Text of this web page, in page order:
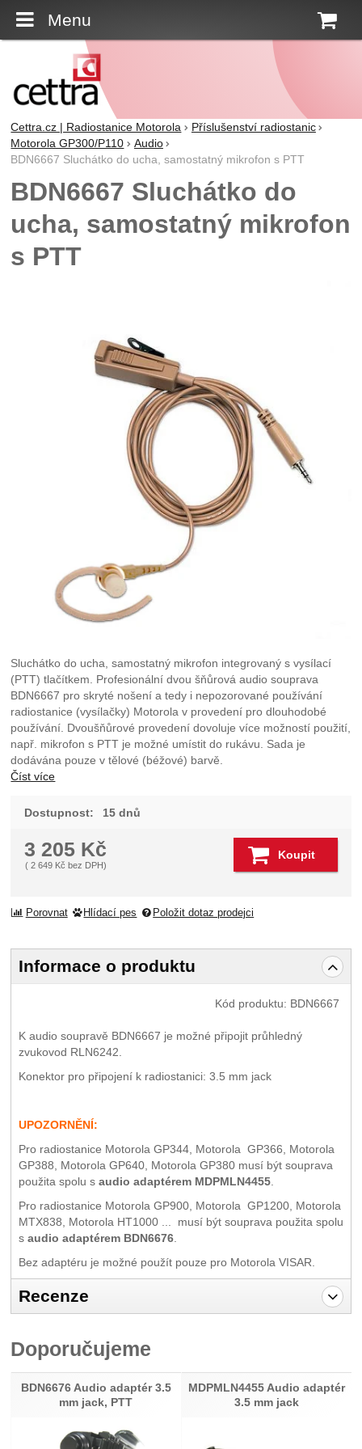
Menu
Cettra.cz | Radiostanice Motorola
Příslušenství radiostanic
Motorola GP300/P110
Audio
BDN6667 Sluchátko do ucha, samostatný mikrofon s PTT
BDN6667 Sluchátko do
ucha, samostatný mikrofon
s PTT
Sluchátko do ucha, samostatný mikrofon integrovaný s vysílací
(PTT) tlačítkem. Profesionální dvou šňůrová audio souprava
BDN6667 pro skryté nošení a tedy i nepozorované používání
radiostanice (vysílačky) Motorola v provedení pro dlouhodobé
používání. Dvoušňůrové provedení dovoluje více možností použití,
např. mikrofon s PTT je možné umístit do rukávu. Sada je
dodávána pouze v tělové (béžové) barvě.
Číst více
Dostupnost: 15 dnů
3 205 Kč
(2 649 Kč bez DPH)
Koupit
Porovnat Hlídací pes Položit dotaz prodejci
Informace o produktu
Kód produktu: BDN6667
K audio soupravě BDN6667 je možné připojit průhledný
zvukovod RLN6242.
Konektor pro připojení k radiostanici: 3.5 mm jack
UPOZORNĚNÍ:
Pro radiostanice Motorola GP344, Motorola GP366, Motorola
GP388, Motorola GP640, Motorola GP380 musí být souprava
použita spolu s audio adaptérem MDPMLN4455.
Pro radiostanice Motorola GP900, Motorola GP1200, Motorola
MTX838, Motorola HT1000 ... musí být souprava použita spolu
s audio adaptérem BDN6676.
Bez adaptéru je možné použít pouze pro Motorola VISAR.
Recenze
Recenze
Nebyla přidána žádná recenze.
Doporučujeme
BDN6676 Audio adaptér 3.5
mm jack, PTT
MDPMLN4455 Audio adaptér
3.5 mm jack